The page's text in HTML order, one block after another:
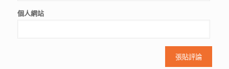
個人網站